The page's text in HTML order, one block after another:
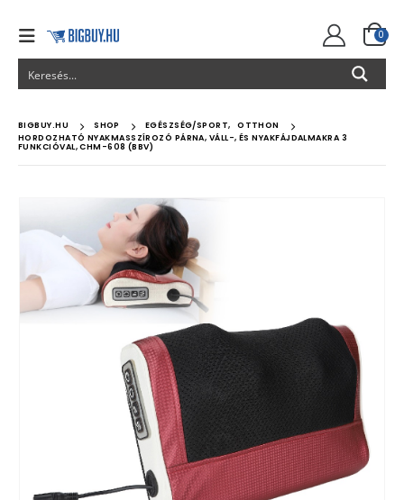
0
BIGBUY.HU SHOP EGÉSZSÉG/SPORT,
OTTHON
HORDOZHATÓ NYAKMASSZÍROZÓ PÁRNA, VÁLL-, ÉS NYAKFÁJDALMAKRA 3
FUNKCIÓVAL, CHM-608 (BBV)